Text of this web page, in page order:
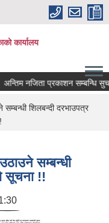
कार्यालय
नजिता प्रकाशन सम्बन्धि सुचना !!
शिलबन्दी दरभाउपत्र
सम्बन्धी
सूचना !!